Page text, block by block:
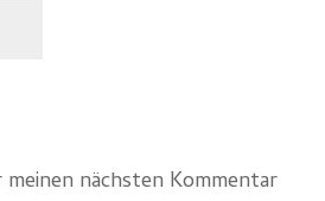
nächsten Kommentar